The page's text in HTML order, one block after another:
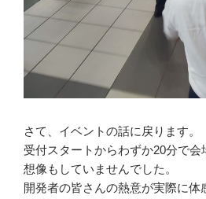
さて、イベントの話に戻ります。
受付スタートからわずか20分で会
想像もしていませんでした。
開発者の皆さんの熱意が実際に体